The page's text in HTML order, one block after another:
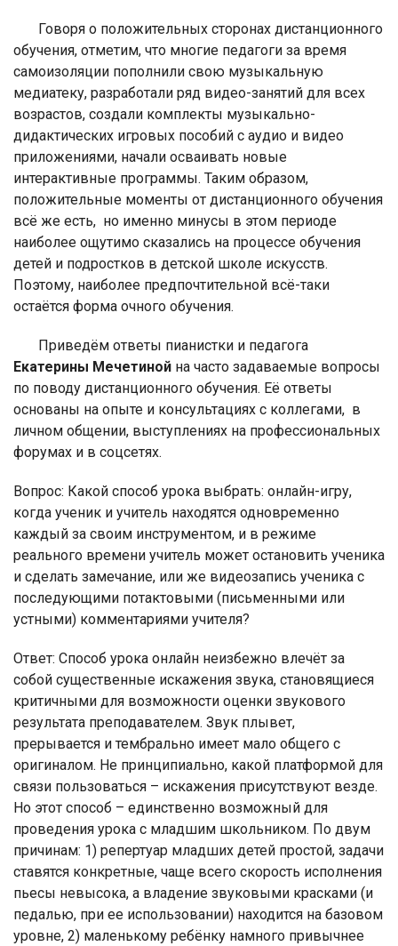
Говоря о положительных сторонах дистанционного
обучения, отметим, что многие педагоги за время
самоизоляции пополнили свою музыкальную
медиатеку, разработали ряд видео-занятий для всех
возрастов, создали комплекты музыкально-
дидактических игровых пособий с аудио и видео
приложениями, начали осваивать новые
интерактивные программы. Таким образом,
положительные моменты от дистанционного обучения
всё же есть, но именно минусы в этом периоде
наиболее ощутимо сказались на процессе обучения
детей и подростков в детской школе искусств.
Поэтому, наиболее предпочтительной всё-таки
остаётся форма очного обучения.
Приведём ответы пианистки и педагога
Екатерины Мечетиной на часто задаваемые вопросы
по поводу дистанционного обучения. Её ответы
основаны на опыте и консультациях с коллегами, в
личном общении, выступлениях на профессиональных
форумах и в соцсетях.
Вопрос: Какой способ урока выбрать: онлайн-игру,
когда ученик и учитель находятся одновременно
каждый за своим инструментом, и в режиме
реального времени учитель может остановить ученика
и сделать замечание, или же видеозапись ученика с
последующими потактовыми (письменными или
устными) комментариями учителя?
Ответ: Способ урока онлайн неизбежно влечёт за
собой существенные искажения звука, становящиеся
критичными для возможности оценки звукового
результата преподавателем. Звук плывет,
прерывается и тембрально имеет мало общего с
оригиналом. Не принципиально, какой платформой для
связи пользоваться – искажения присутствуют везде.
Но этот способ – единственно возможный для
проведения урока с младшим школьником. По двум
причинам: 1) репертуар младших детей простой, задачи
ставятся конкретные, чаще всего скорость исполнения
пьесы невысока, а владение звуковыми красками (и
педалью, при ее использовании) находится на базовом
уровне, 2) маленькому ребёнку намного привычнее